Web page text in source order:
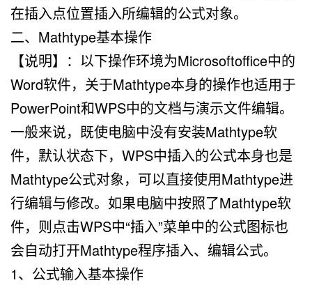
在插入点位置插入所编辑的公式对象。
二、Mathtype基本操作
【说明】：以下操作环境为Microsoftoffice中的
Word软件，关于Mathtype本身的操作也适用于
PowerPoint和WPS中的文档与演示文件编辑。
一般来说，既使电脑中没有安装Mathtype软
件，默认状态下，WPS中插入的公式本身也是
Mathtype公式对象，可以直接使用Mathtype进
行编辑与修改。如果电脑中按照了Mathtype软
件，则点击WPS中“插入”菜单中的公式图标也
会自动打开Mathtype程序插入、编辑公式。
1、公式输入基本操作